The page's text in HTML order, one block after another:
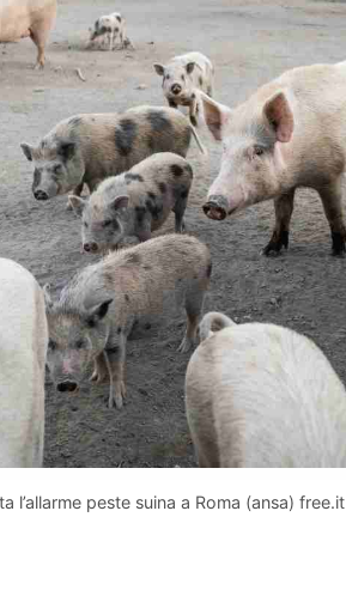
l’allarme peste suina a Roma (ansa) free.it